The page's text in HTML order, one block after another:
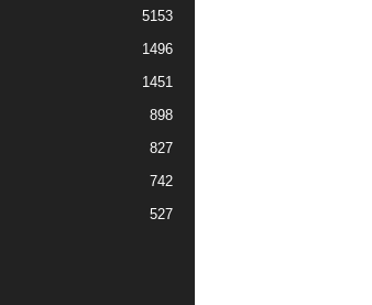
5153
1496
1451
898
827
742
527